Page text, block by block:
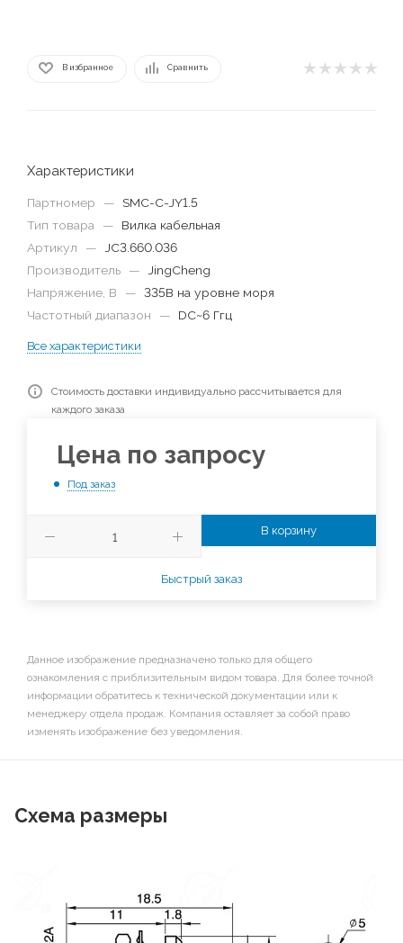
В избранное Сравнить
Характеристики
Партномер — SMC-C-JY1.5
Тип товара
—
Вилка кабельная
Артикул
—
JC3.660.036
Производитель
—
JingCheng
Напряжение, В
— 335В на уровне моря
Частотный диапазон
— DC~6 Ггц
Все характеристики
Стоимость доставки индивидуально рассчитывается для
каждого заказа
Цена по запросу
Под заказ
В корзину
Быстрый заказ
Данное изображение предназначено только для общего
ознакомления с приблизительным видом товара. Для более точной
информации обратитесь к технической документации или к
менеджеру отдела продаж. Компания оставляет за собой право
изменять изображение без уведомления.
Схема размеры